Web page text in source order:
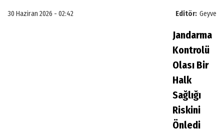
Editör: Geyve
30 Haziran 2026 - 02:42
Jandarma
Kontrolü
Olası Bir
Halk
Sağlığı
Riskini
Önledi